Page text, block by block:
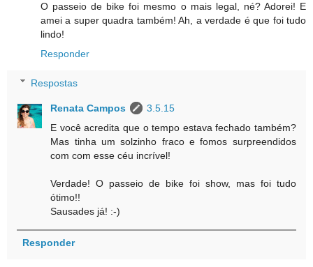
O passeio de bike foi mesmo o mais legal, né? Adorei! E
amei a super quadra também! Ah, a verdade é que foi tudo
lindo!
Responder
Respostas
Renata Campos
3.5.15
E você acredita que o tempo estava fechado também?
Mas tinha um solzinho fraco e fomos surpreendidos
com com esse céu incrível!
Verdade! O passeio de bike foi show, mas foi tudo
ótimo!!
Sausades já! :-)
Responder